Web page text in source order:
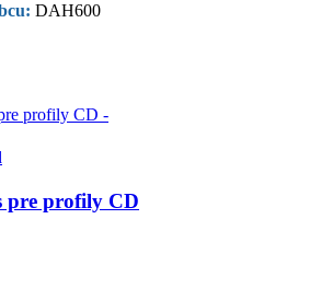
DAH600
pre profily CD